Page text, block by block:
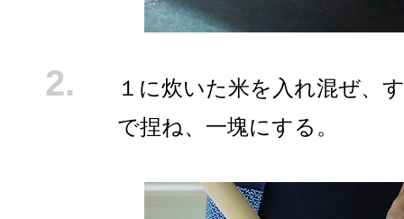
１に炊いた米を入れ混ぜ、
で捏ね、一塊にする。